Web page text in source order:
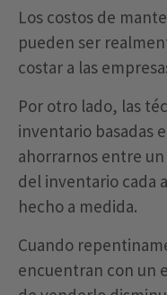
Los costos de
pueden ser
costar a las
Por otro lado, las
inventario basadas
ahorrarnos entre un
del inventario cada
hecho a medida.
Cuando
encuentran con un